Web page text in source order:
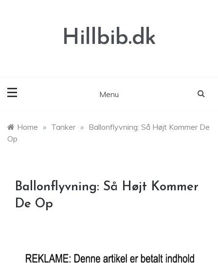
Hillbib.dk
Menu
Home » Tanker » Ballonflyvning: Så Højt Kommer De
Op
Ballonflyvning: Så Højt Kommer
De Op